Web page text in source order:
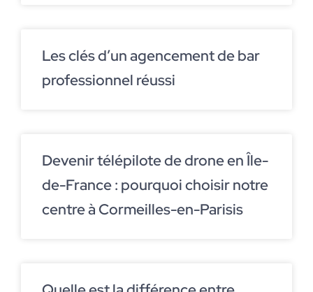
Les clés d’un agencement de bar
professionnel réussi
Devenir télépilote de drone en Île-
de-France : pourquoi choisir notre
centre à Cormeilles-en-Parisis